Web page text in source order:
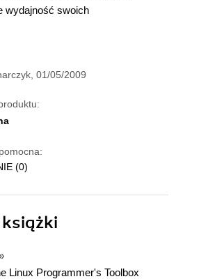
wydajność swoich
01/05/2009
(0)
książki
Linux Programmer's Toolbox